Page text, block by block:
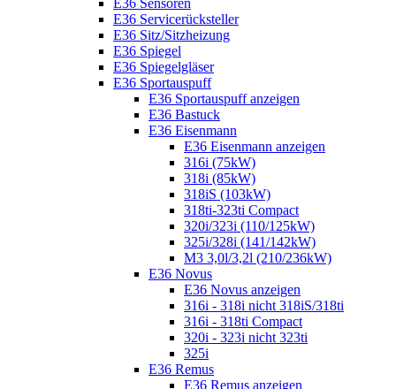
E36 Sensoren
E36 Servicerücksteller
E36 Sitz/Sitzheizung
E36 Spiegel
E36 Spiegelgläser
E36 Sportauspuff
E36 Sportauspuff anzeigen
E36 Bastuck
E36 Eisenmann
E36 Eisenmann anzeigen
316i (75kW)
318i (85kW)
318iS (103kW)
318ti-323ti Compact
320i/323i (110/125kW)
325i/328i (141/142kW)
M3 3,0l/3,2l (210/236kW)
E36 Novus
E36 Novus anzeigen
316i - 318i nicht 318iS/318ti
316i - 318ti Compact
320i - 323i nicht 323ti
325i
E36 Remus
E36 Remus anzeigen